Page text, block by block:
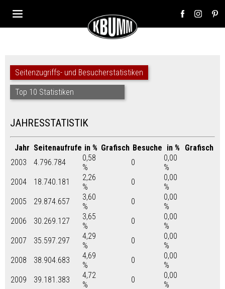
Seitenzugriffs- und Besucherstatistiken
Top 10 Statistiken
JAHRESSTATISTIK
Jahr Seitenaufrufe in % Grafisch Besuche in %
Grafisch
2003
4.796.784
0,58
%
0
0,00
%
2004
18.740.181
2,26
%
0
0,00
%
2005
29.874.657
3,60
%
0
0,00
%
2006
30.269.127
3,65
%
0
0,00
%
2007
35.597.297
4,29
%
0
0,00
%
2008
38.904.683
4,69
%
0
0,00
%
2009
39.181.383
4,72
%
0
0,00
%